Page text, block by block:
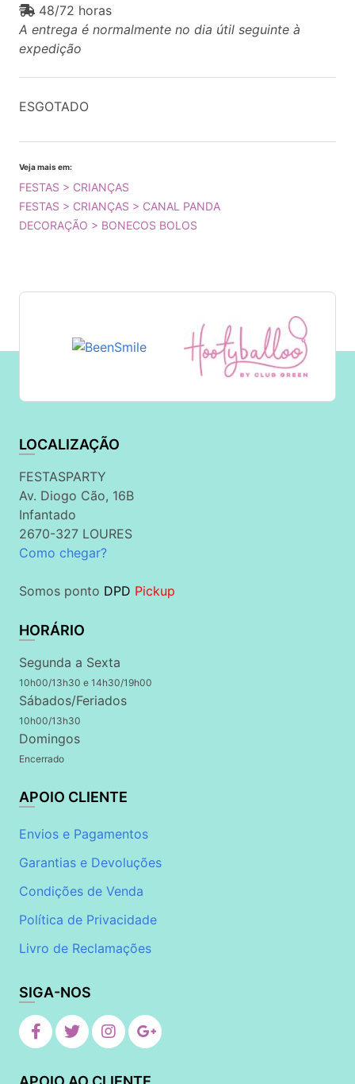
48/72 horas
A entrega é normalmente no dia útil seguinte à
expedição
ESGOTADO
Veja mais em:
FESTAS > CRIANÇAS
FESTAS > CRIANÇAS > CANAL PANDA
DECORAÇÃO > BONECOS BOLOS
LOCALIZAÇÃO
FESTASPARTY
Av. Diogo Cão, 16B
Infantado
2670-327 LOURES
Como chegar?
Somos ponto DPD Pickup
HORÁRIO
Segunda a Sexta
10h00/13h30 e 14h30/19h00
Sábados/Feriados
10h00/13h30
Domingos
Encerrado
APOIO CLIENTE
Envios e Pagamentos
Garantias e Devoluções
Condições de Venda
Política de Privacidade
Livro de Reclamações
SIGA-NOS